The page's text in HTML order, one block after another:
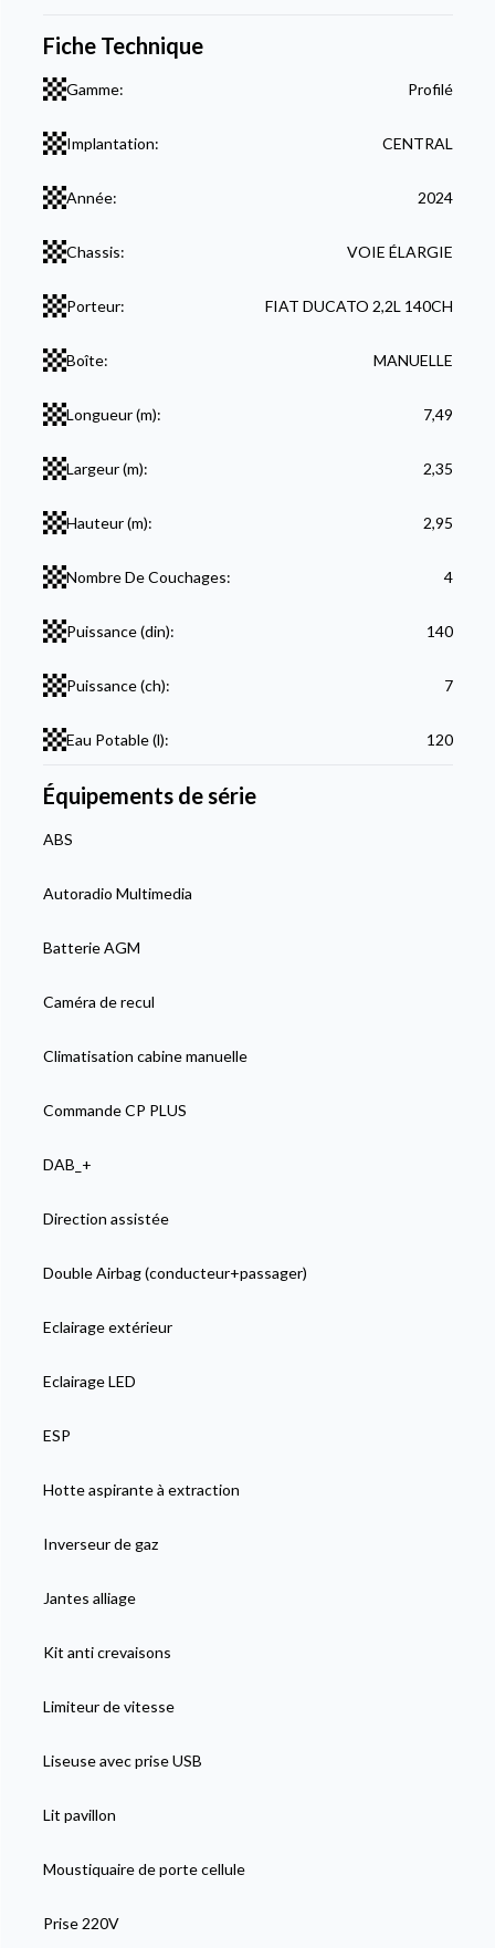
Fiche Technique
Gamme: Profilé
Implantation: CENTRAL
Année: 2024
Chassis: VOIE ÉLARGIE
Porteur: FIAT DUCATO 2,2L 140CH
Boîte: MANUELLE
Longueur (m): 7,49
Largeur (m): 2,35
Hauteur (m): 2,95
Nombre De Couchages: 4
Puissance (din): 140
Puissance (ch): 7
Eau Potable (l): 120
Équipements de série
ABS
Autoradio Multimedia
Batterie AGM
Caméra de recul
Climatisation cabine manuelle
Commande CP PLUS
DAB_+
Direction assistée
Double Airbag (conducteur+passager)
Eclairage extérieur
Eclairage LED
ESP
Hotte aspirante à extraction
Inverseur de gaz
Jantes alliage
Kit anti crevaisons
Limiteur de vitesse
Liseuse avec prise USB
Lit pavillon
Moustiquaire de porte cellule
Prise 220V